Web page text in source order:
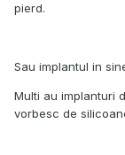
pierd.
Sau implantul in
Multi au implanturi
vorbesc de